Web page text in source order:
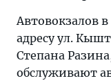
Автовокзалов
адресу ул.
Степана
обслуживают